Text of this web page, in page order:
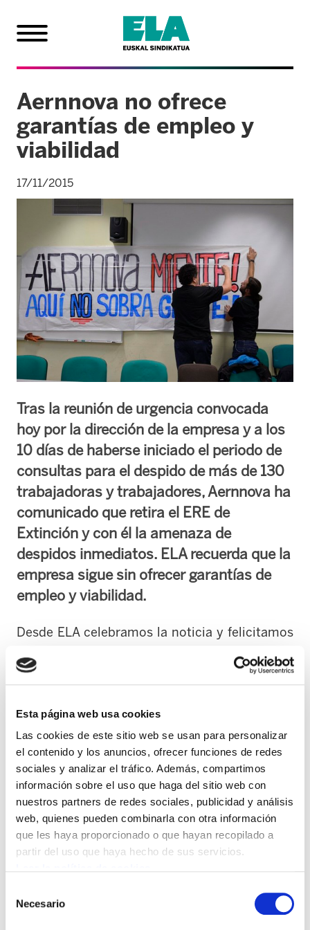
Esta página web usa cookies
Las cookies de este sitio web se usan para personalizar
el contenido y los anuncios, ofrecer funciones de redes
sociales y analizar el tráfico. Además, compartimos
información sobre el uso que haga del sitio web con
nuestros partners de redes sociales, publicidad y análisis
web, quienes pueden combinarla con otra información
que les haya proporcionado o que hayan recopilado a
partir del uso que haya hecho de sus servicios.
Necesario
Aernnova no ofrece
garantías de empleo y
viabilidad
17/11/2015
Tras la reunión de urgencia convocada
hoy por la dirección de la empresa y a los
10 días de haberse iniciado el periodo de
consultas para el despido de más de 130
trabajadoras y trabajadores, Aernnova ha
comunicado que retira el ERE de
Extinción y con él la amenaza de
despidos inmediatos. ELA recuerda que la
empresa sigue sin ofrecer garantías de
empleo y viabilidad.
Desde ELA celebramos la noticia y felicitamos
de los objetivos en esta carrera de larga
Entendemos que la empresa ha entrado en
razón ya éste no era más que un chantaje sin
fundamentación ni base, pero seguimos
alertando de la situación de incertidumbre en
la que se ven inmersos los más de 550
trabajadores y trabajadoras de la planta de
Berantevilla.
La amenaza no termina hoy, ya que la empresa
postura acerca de lo que llama “condiciones de